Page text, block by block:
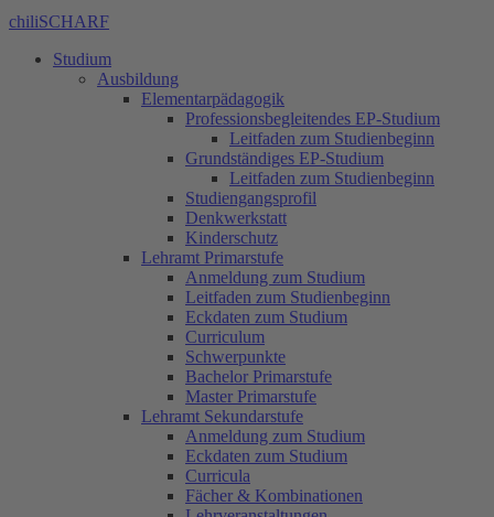
chiliSCHARF
Studium
Ausbildung
Elementarpädagogik
Professionsbegleitendes EP-Studium
Leitfaden zum Studienbeginn
Grundständiges EP-Studium
Leitfaden zum Studienbeginn
Studiengangsprofil
Denkwerkstatt
Kinderschutz
Lehramt Primarstufe
Anmeldung zum Studium
Leitfaden zum Studienbeginn
Eckdaten zum Studium
Curriculum
Schwerpunkte
Bachelor Primarstufe
Master Primarstufe
Lehramt Sekundarstufe
Anmeldung zum Studium
Eckdaten zum Studium
Curricula
Fächer & Kombinationen